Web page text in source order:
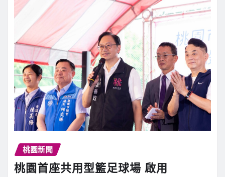
桃園新聞
桃園首座共用型籃足球場 啟用